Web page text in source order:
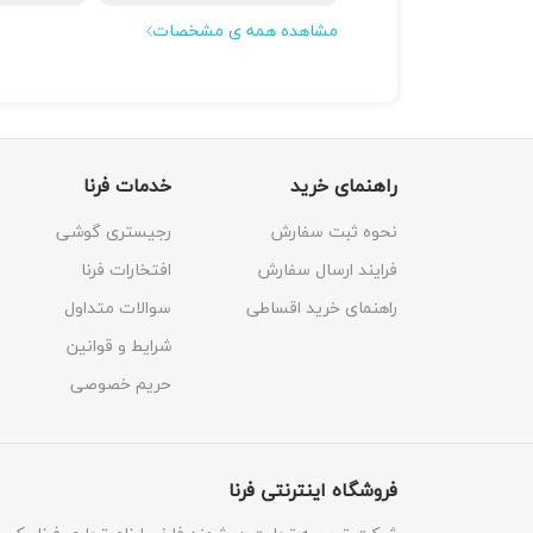
مشاهده همه ی مشخصات
راهنمای خرید
نحوه ثبت سفارش
فرایند ارسال سفارش
راهنمای خرید اقساطی
خدمات فرنا
رجیستری گوشی
افتخارات فرنا
سوالات متداول
شرایط و قوانین
حریم خصوصی
فروشگاه اینترنتی فرنا